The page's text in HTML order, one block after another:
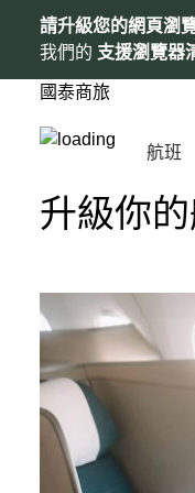
請升級您的網頁瀏
我們的 支援瀏覽器
國泰商旅
航班
升級你